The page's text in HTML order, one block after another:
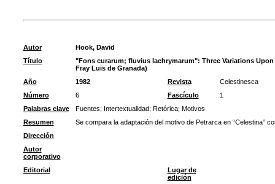
Autor
Hook, David
Título
"Fons curarum; fluvius lachrymarum": Three Variations
Fray Luis de Granada)
Año
1982 Revista
Celestinesca
Número
6 Fascículo
1
Palabras clave
Fuentes; Intertextualidad; Retórica; Motivos
Resumen
Se compara la adaptación del motivo de Petrarca en “Celestina”
Dirección
Autor
corporativo
Editorial
Lugar de
edición